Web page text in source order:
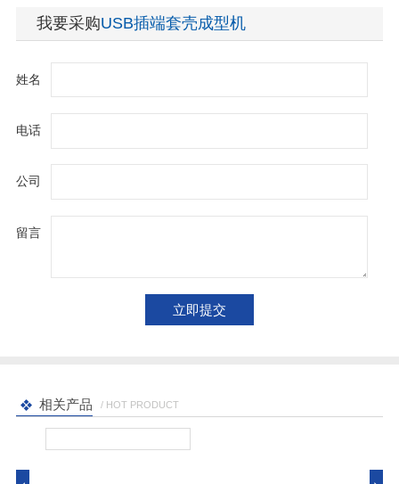
我要采购USB插端套壳成型机
姓名
电话
公司
留言
相关产品 / HOT PRODUCT